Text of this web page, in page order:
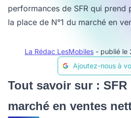
performances de SFR qui
la place de N°1 du marché en
La Rédac LesMobiles - publié le
Ajoutez-nous à
Tout savoir sur : SFR
marché en ventes